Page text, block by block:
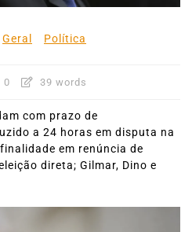
Geral Política
0 39 words
com prazo de
a 24 horas em disputa na
em renúncia de
direta; Gilmar, Dino e